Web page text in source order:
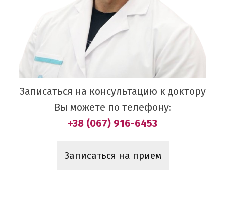
Записаться на консультацию к доктору
Вы можете по телефону:
+38 (067) 916-6453
Записаться на прием